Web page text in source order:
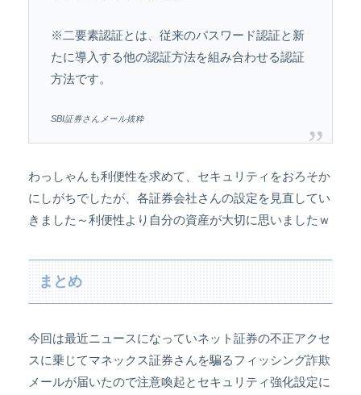
※二要素認証とは、従来のパスワード認証と新
たに導入する他の認証方法を組み合わせる認証
方法です。
SBI証券さんメール抜粋
わっしゃんも利便性を求めて、セキュリティをおろそか
にしがちでしたが、各証券会社さんの設定を見直してい
きました～利便性より自分の資産が大切に思いましたｗ
まとめ
今回は最近ニュースになっていネット証券の不正アクセ
スに乗じてマネックス証券さんを騙るフィッシング詐欺
メールが届いたので注意喚起とセキュリティ強化設定に